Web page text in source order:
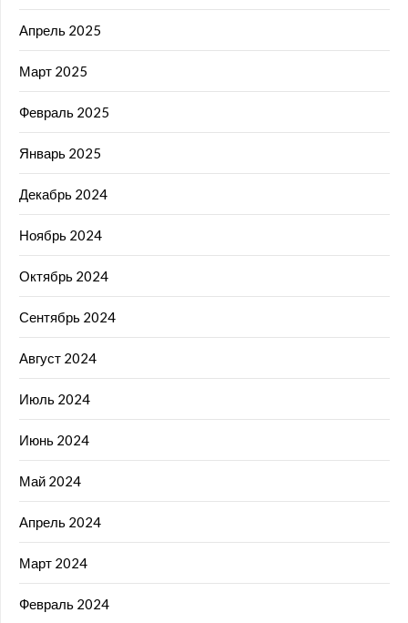
Апрель 2025
Март 2025
Февраль 2025
Январь 2025
Декабрь 2024
Ноябрь 2024
Октябрь 2024
Сентябрь 2024
Август 2024
Июль 2024
Июнь 2024
Май 2024
Апрель 2024
Март 2024
Февраль 2024